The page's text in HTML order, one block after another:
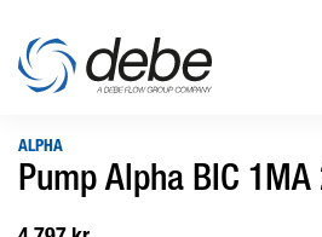
ALPHA
Pump Alpha BIC 1MA